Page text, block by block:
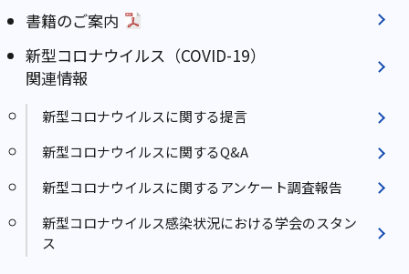
書籍のご案内
新型コロナウイルス（COVID-19）
関連情報
新型コロナウイルスに関する提言
新型コロナウイルスに関するQ&A
新型コロナウイルスに関するアンケート調査報告
新型コロナウイルス感染状況における学会のスタン
ス